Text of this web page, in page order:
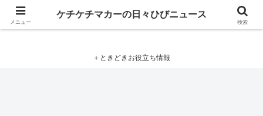
ケチケチマカーの日々ひびニュース
＋ときどきお役立ち情報
メニュー
ケチケチマカーの日々ひびニュース
検索